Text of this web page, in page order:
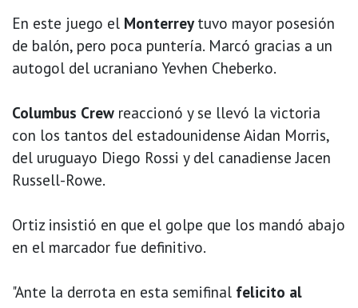
En este juego el Monterreytuvo mayor posesión
de balón, pero poca puntería. Marcó gracias a un
autogol del ucraniano Yevhen Cheberko.
Columbus Crew reaccionó y se llevó la victoria
con los tantos del estadounidense Aidan Morris,
del uruguayo Diego Rossi y del canadiense Jacen
Russell-Rowe.
Ortiz insistió en que el golpe que los mandó abajo
en el marcador fue definitivo.
"Ante la derrota en esta semifinal felicito al